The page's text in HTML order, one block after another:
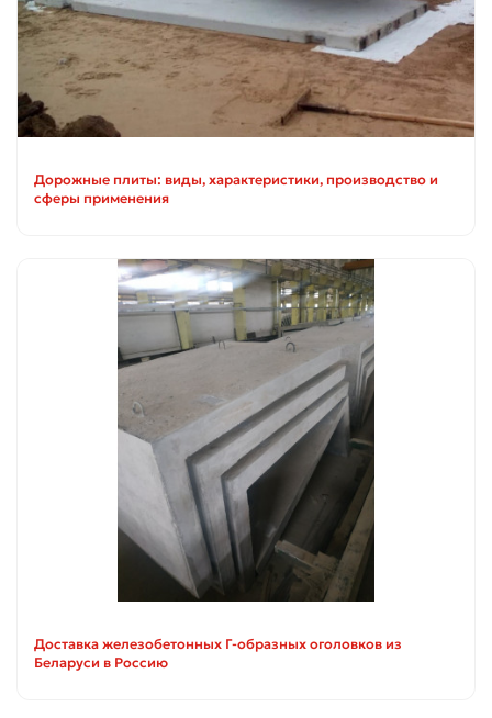
Дорожные плиты: виды, характеристики, производство и
сферы применения
Доставка железобетонных Г-образных оголовков из
Беларуси в Россию